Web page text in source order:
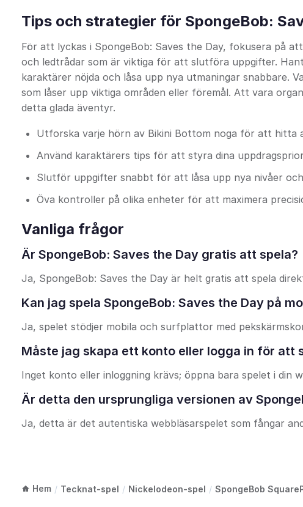
Tips och strategier för SpongeBob:
För att lyckas i SpongeBob: Saves the Day, fokusera på
och ledtrådar som är viktiga för att slutföra uppgifter.
karaktärer nöjda och låsa upp nya utmaningar snabbare.
som låser upp viktiga områden eller föremål. Att vara
detta glada äventyr.
Utforska varje hörn av Bikini Bottom noga för att hitta
Använd karaktärers tips för att styra dina
Slutför uppgifter snabbt för att låsa upp nya nivåer
Öva kontroller på olika enheter för att maximera
Vanliga frågor
Är SpongeBob: Saves the Day gratis att spela?
Ja, SpongeBob: Saves the Day är helt gratis att spela
Kan jag spela SpongeBob: Saves the Day på
Ja, spelet stödjer mobila och surfplattor med
Måste jag skapa ett konto eller logga in för att
Inget konto eller inloggning krävs; öppna bara spelet i din
Är detta den ursprungliga versionen av
Ja, detta är det autentiska webbläsarspelet som fångar
Hem / Tecknat-spel / Nickelodeon-spel / SpongeBob